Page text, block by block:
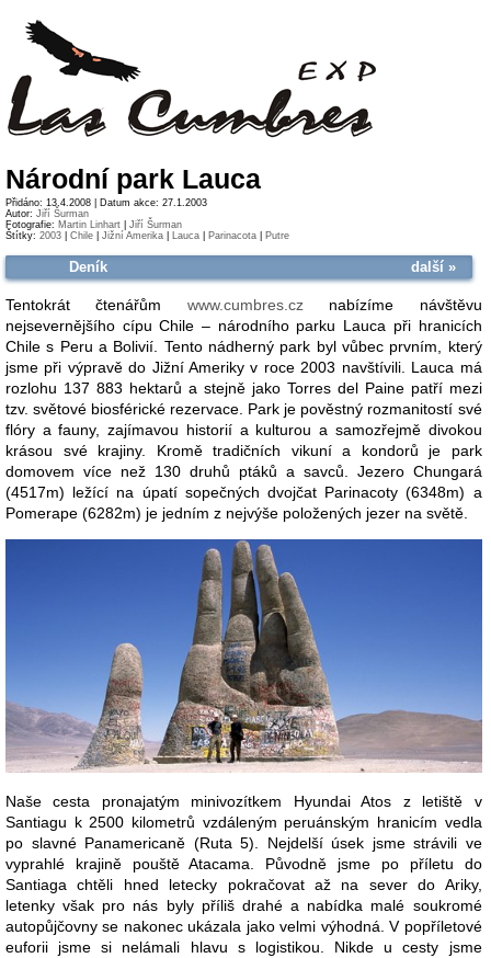
Národní park Lauca
Přidáno: 13.4.2008 | Datum akce: 27.1.2003
Autor: Jiří Šurman
Fotografie: Martin Linhart
Jiří Šurman
Štítky: 2003 Chile Jižní Amerika Lauca Parinacota Putre
Deník další »
Tentokrát čtenářům www.cumbres.cznabízíme návštěvu
nejsevernějšího cípu Chile – národního parku Lauca při hranicích
Chile s Peru a Bolivií. Tento nádherný park byl vůbec prvním, který
jsme při výpravě do Jižní Ameriky v roce 2003 navštívili. Lauca má
rozlohu 137 883 hektarů a stejně jako Torres del Paine patří mezi
tzv. světové biosférické rezervace. Park je pověstný rozmanitostí své
flóry a fauny, zajímavou historií a kulturou a samozřejmě divokou
krásou své krajiny. Kromě tradičních vikuní a kondorů je park
domovem více než 130 druhů ptáků a savců. Jezero Chungará
(4517m) ležící na úpatí sopečných dvojčat Parinacoty (6348m) a
Pomerape (6282m) je jedním z nejvýše položených jezer na světě.
Naše cesta pronajatým minivozítkem Hyundai Atos z letiště v
Santiagu k 2500 kilometrů vzdáleným peruánským hranicím vedla
po slavné Panamericaně (Ruta 5). Nejdelší úsek jsme strávili ve
vyprahlé krajině pouště Atacama. Původně jsme po příletu do
Santiaga chtěli hned letecky pokračovat až na sever do Ariky,
letenky však pro nás byly příliš drahé a nabídka malé soukromé
autopůjčovny se nakonec ukázala jako velmi výhodná. V popříletové
euforii jsme si nelámali hlavu s logistikou. Nikde u cesty jsme